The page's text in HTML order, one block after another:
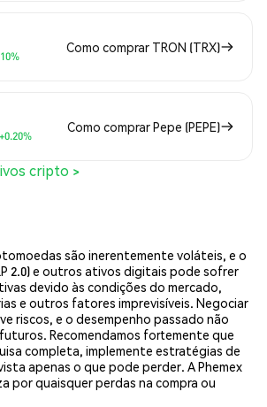
Como comprar TRON (TRX)
+0.20%
Como comprar Pepe (PEPE)
cripto >
são inerentemente voláteis, e o
2.0) e outros ativos digitais pode sofrer
devido às condições do mercado,
e outros fatores imprevisíveis. Negociar
riscos, e o desempenho passado não
Recomendamos fortemente que
completa, implemente estratégias de
apenas o que pode perder. A Phemex
por quaisquer perdas na compra ou